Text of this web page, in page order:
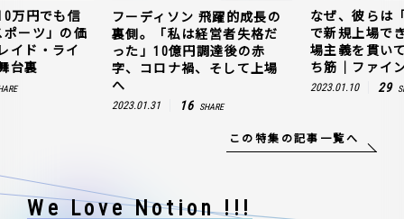
万円でも信
ーツ」の価
イド・ライ
台裏
フーディソン 飛躍的成長の
裏側。「私は経営者失格だ
った」10億円調達後の赤
字、コロナ禍、そして上場
へ
2023.01.31 16 SHARE
なぜ、彼らは
で新規上場で
場主義を貫い
ち筋｜ファイ
2023.01.10 29
この特集の記事一覧へ
We Love Notion !!!